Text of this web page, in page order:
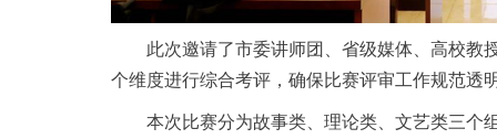
此次邀请了市委讲师团、省级媒体、高校教
个维度进行综合考评，确保比赛评审工作规范透
本次比赛分为故事类、理论类、文艺类三个